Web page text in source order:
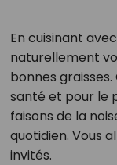
En cuisinant
naturellement
bonnes
santé et pour le
faisons de la
quotidien. Vous
invités.